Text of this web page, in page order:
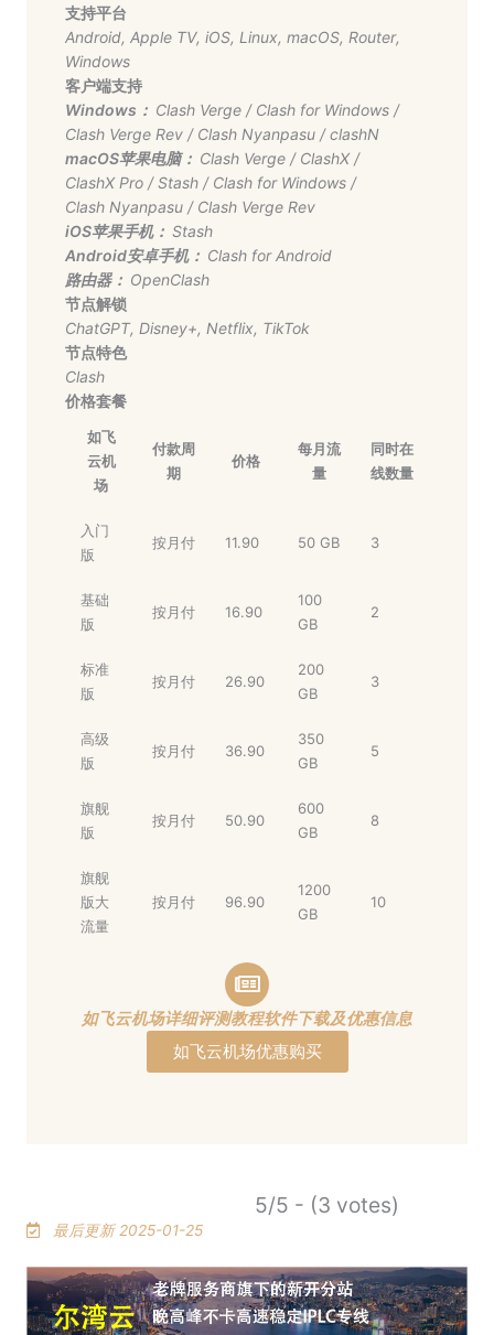
支持平台
Android, Apple TV, iOS, Linux, macOS, Router,
Windows
客户端支持
Windows： Clash Verge/ Clash for Windows/
Clash Verge Rev/ Clash Nyanpasu/clashN
macOS苹果电脑： Clash Verge/ ClashX/
ClashX Pro/Stash/ Clash for Windows/
Clash Nyanpasu/ Clash Verge Rev
iOS苹果手机： Stash
Android安卓手机： Clash for Android
路由器： OpenClash
节点解锁
ChatGPT, Disney+, Netflix, TikTok
节点特色
Clash
价格套餐
如飞
云机
场
付款周
期
价格
每月流
量
同时在
线数量
入门
版
按月付 11.90 50 GB 3
基础
版
按月付 16.90
100
GB
2
标准
版
按月付 26.90
200
GB
3
高级
版
按月付 36.90
350
GB
5
旗舰
版
按月付 50.90
600
GB
8
旗舰
版大
流量
按月付 96.90
1200
GB
10
如飞云机场详细评测教程软件下载及优惠信息
如飞云机场优惠购买
5/5 - (3 votes)
最后更新 2025-01-25